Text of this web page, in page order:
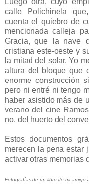
calle Polichinela
cuenta el quiebro de
mencionada calleja
Gracia, que la nave
cristiana este-oeste y
la mitad del solar. Yo
altura del bloque que
enorme construcción
pero ni entré ni tengo
haber asistido más de
verano del cine
no, del huerto del
Estos documentos
merecen la pena estar
activar otras memorias
Fotografías de un libro de mi amigo